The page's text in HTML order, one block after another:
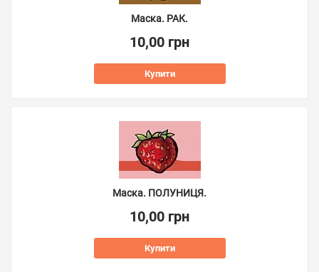
Маска. РАК.
10,00 грн
Купити
Маска. ПОЛУНИЦЯ.
10,00 грн
Купити